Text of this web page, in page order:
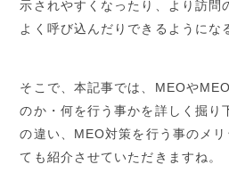
示されやすくなったり、より訪問
よく呼び込んだりできるようにな
そこで、本記事では、MEOや
のか・何を行う事かを詳しく掘り
の違い、MEO対策を行う事のメ
ても紹介させていただきますね。